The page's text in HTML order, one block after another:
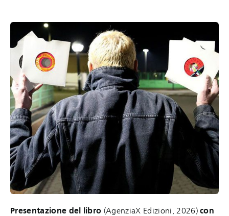
Presentazione del libro (AgenziaX Edizioni, 2026)con